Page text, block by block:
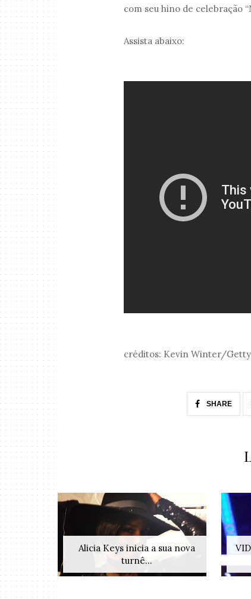
com seu hino de celebração
Assista abaixo:
créditos: Kevin Winter/
SHARE
Alicia Keys inicia a sua nova
turnê...